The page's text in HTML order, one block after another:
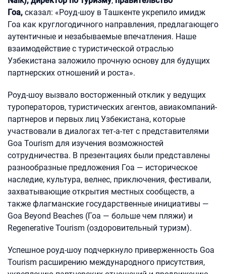
Гоа, сказал: «Роуд-шоу в Ташкенте укрепило имидж
Гоа как круглогодичного направления, предлагающего
аутентичные и незабываемые впечатления. Наше
взаимодействие с туристической отраслью
Узбекистана заложило прочную основу для будущих
партнерских отношений и роста».
Роуд-шоу вызвало восторженный отклик у ведущих
туроператоров, туристических агентов, авиакомпаний-
партнеров и первых лиц Узбекистана, которые
участвовали в диалогах тет-а-тет с представителями
Goa Tourism для изучения возможностей
сотрудничества. В презентациях были представлены
разнообразные предложения Гоа — историческое
наследие, культура, велнес, приключения, фестивали,
захватывающие открытия местных сообществ, а
также флагманские государственные инициативы —
Goa Beyond Beaches (Гоа — больше чем пляжи) и
Regenerative Tourism (оздоровительный туризм).
Успешное роуд-шоу подчеркнуло приверженность Goa
Tourism расширению международного присутствия,